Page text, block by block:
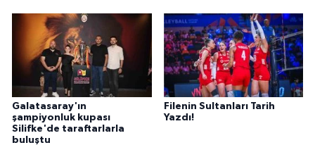
Galatasaray'ın
şampiyonluk kupası
Silifke'de taraftarlarla
buluştu
Filenin Sultanları Tarih
Yazdı!